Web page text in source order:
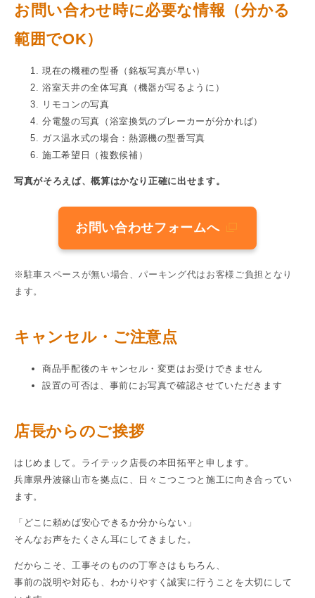
お問い合わせ時に必要な情報（分かる
範囲でOK）
現在の機種の型番（銘板写真が早い）
浴室天井の全体写真（機器が写るように）
リモコンの写真
分電盤の写真（浴室換気のブレーカーが分かれば）
ガス温水式の場合：熱源機の型番写真
施工希望日（複数候補）
写真がそろえば、概算はかなり正確に出せます。
お問い合わせフォームへ
※駐車スペースが無い場合、パーキング代はお客様ご負担となり
ます。
キャンセル・ご注意点
商品手配後のキャンセル・変更はお受けできません
設置の可否は、事前にお写真で確認させていただきます
店長からのご挨拶
はじめまして。ライテック店長の本田拓平と申します。
兵庫県丹波篠山市を拠点に、日々こつこつと施工に向き合ってい
ます。
「どこに頼めば安心できるか分からない」
そんなお声をたくさん耳にしてきました。
だからこそ、工事そのものの丁寧さはもちろん、
事前の説明や対応も、わかりやすく誠実に行うことを大切にして